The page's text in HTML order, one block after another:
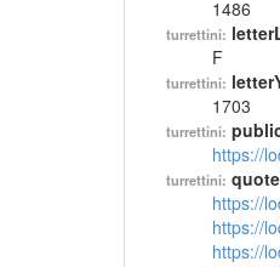
1486
turrettini:
F
turrettini:
1703
turrettini:
https://
turrettini:
https://
https://
https://